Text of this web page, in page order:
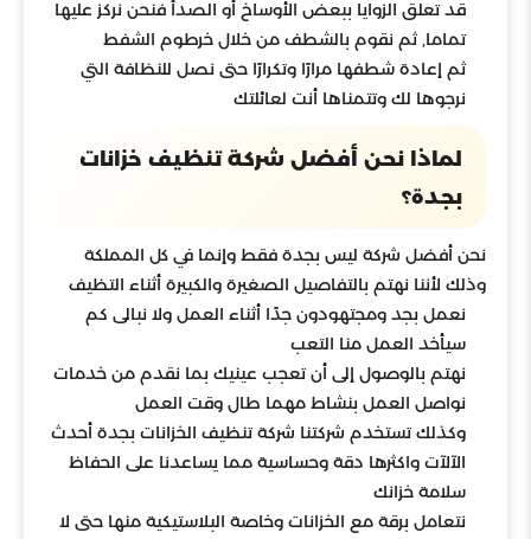
قد تعلق الزوايا ببعض الأوساخ أو الصدأ فنحن نركز عليها
تماما, ثم نقوم بالشطف من خلال خرطوم الشفط
ثم إعادة شطفها مرارًا وتكرارًا حتى نصل للنظافة التي
نرجوها لك وتتمناها أنت لعائلتك
لماذا نحن أفضل شركة تنظيف خزانات
بجدة؟
نحن أفضل شركة ليس بجدة فقط وإنما في كل المملكة
وذلك لأننا نهتم بالتفاصيل الصغيرة والكبيرة أثناء التظيف
نعمل بجد ومجتهودون جدًا أثناء العمل ولا نبالى كم
سيأخد العمل منا التعب
نهتم بالوصول إلى أن تعجب عينيك بما نقدم من خدمات
نواصل العمل بنشاط مهما طال وقت العمل
وكذلك تستخدم شركتنا شركة تنظيف الخزانات بجدة أحدث
الآلآت واكثرها دقة وحساسية مما يساعدنا على الحفاظ
سلامة خزانك
نتعامل برقة مع الخزانات وخاصة البلاستيكية منها حتى لا